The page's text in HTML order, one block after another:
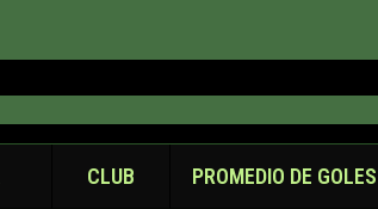
CLUB PROMEDIO DE GOLES